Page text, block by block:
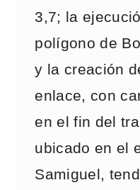
3,7; la
polígono de
y la creación
enlace, con
en el fin del
ubicado en el
Samiguel,